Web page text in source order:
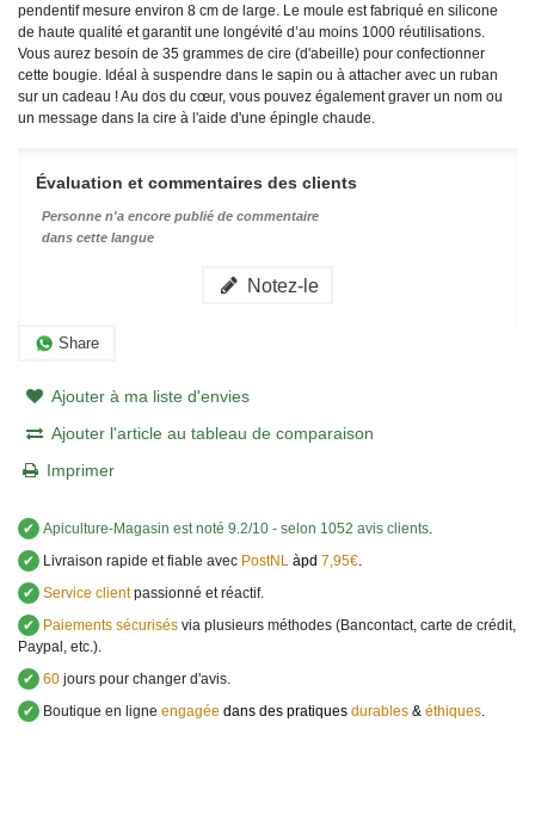
pendentif mesure environ 8 cm de large. Le moule est fabriqué en silicone
de haute qualité et garantit une longévité d’au moins 1000 réutilisations.
Vous aurez besoin de 35 grammes de cire (d'abeille) pour confectionner
cette bougie. Idéal à suspendre dans le sapin ou à attacher avec un ruban
sur un cadeau ! Au dos du cœur, vous pouvez également graver un nom ou
un message dans la cire à l'aide d'une épingle chaude.
Évaluation et commentaires des clients
Personne n'a encore publié de commentaire
dans cette langue
Notez-le
Share
Ajouter à ma liste d'envies
Ajouter l'article au tableau de comparaison
Imprimer
✔ Apiculture-Magasin est noté 9.2/10 - selon 1052 avis clients.
✔
Livraison rapide et fiable avec PostNL àpd 7,95€.
✔ Service clientpassionné et réactif.
✔
Paiements sécurisés via plusieurs méthodes (Bancontact, carte de crédit,
Paypal, etc.).
✔ 60 jours pour changer d'avis.
✔
Boutique en ligne engagée dans des pratiques durables & éthiques.